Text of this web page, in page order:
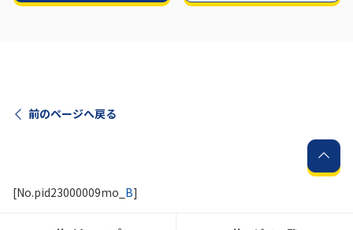
前のページへ戻る
[No.pid23000009mo_ B]